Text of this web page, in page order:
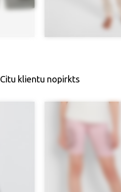
Citu klientu nopirkts